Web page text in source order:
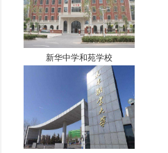
新华中学和苑学校